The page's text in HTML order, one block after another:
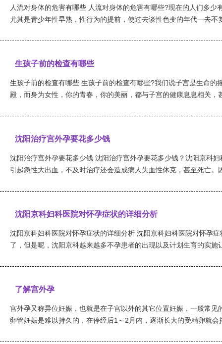
人流对身体的危害有哪些 人流对身体的危害有哪些?现在的人们多少
尤其是青少年性早熟，性行为的提前，使过去谈性色变的年代一去不
生孩子前的检查有哪些
生孩子前的检查有哪些 生孩子前的检查有哪些?我们说子宫是生命的
殿，而身为女性，你的青春，你的美丽，都与子宫的健康息息相关，
沈阳治疗宫外孕要花多少钱
沈阳治疗宫外孕要花多少钱 沈阳治疗宫外孕要花多少钱？沈阳京科
引起急性大出血，不及时治疗还会造成病人失血性休克，甚至死亡。
沈阳京科妇科医院对怀孕症状的详细分析
沈阳京科妇科医院对怀孕症状的详细分析 沈阳京科妇科医院对怀孕
了，但是呢，沈阳京科越来越多不孕患者的出现以及计划生育的实施
了解宫外孕
宫外孕又称异位妊娠，也就是在子宫以外的其它位置妊娠，一般常见
卵管妊娠是难以持久的，在停经后1～2月内，逐渐长大的受精卵就